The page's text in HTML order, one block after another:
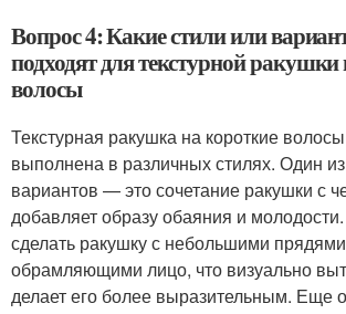
Вопрос 4: Какие стили или
подходят для текстурной
волосы
Текстурная ракушка на короткие
выполнена в различных стилях. Один
вариантов — это сочетание ракушки с
добавляет образу обаяния и
сделать ракушку с небольшими
обрамляющими лицо, что визуально
делает его более выразительным. Еще